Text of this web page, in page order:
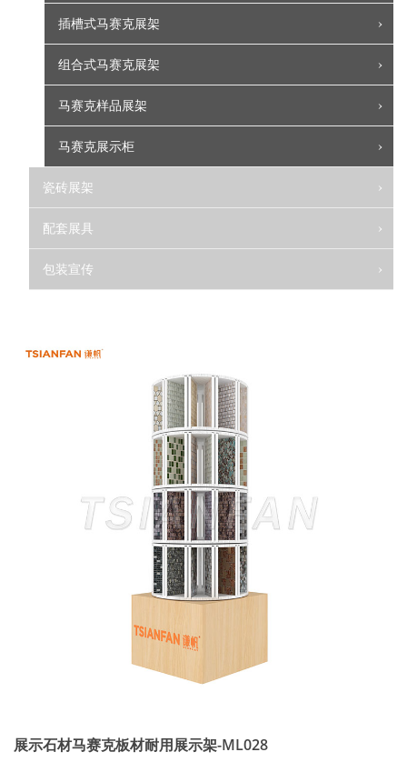
插槽式马赛克展架
组合式马赛克展架
马赛克样品展架
马赛克展示柜
瓷砖展架
配套展具
包装宣传
展示石材马赛克板材耐用展示架-ML028